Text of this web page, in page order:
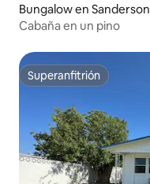
Bungalow en Sanderson
Cabaña en un pino
Superanfitrión
Superanfitrión